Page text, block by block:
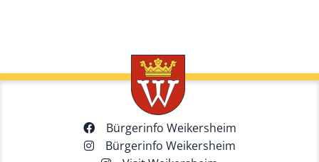
Bürgerinfo Weikersheim
Bürgerinfo Weikersheim